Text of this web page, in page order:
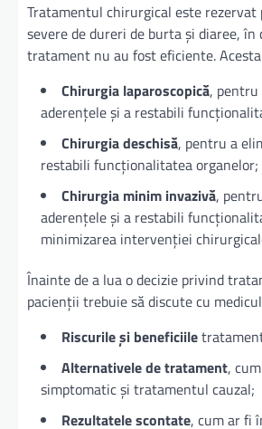
Tratamentul chirurgical este
severe de dureri de burta și diaree,
tratament nu au fost eficiente.
Chirurgia laparoscopică,
aderențele și a restabili
Chirurgia deschisă, pentru a
restabili funcționalitatea organelor;
Chirurgia minim invazivă,
aderențele și a restabili
minimizarea intervenției
Înainte de a lua o decizie privind
pacienții trebuie să discute cu
Riscurile și beneficiile
Alternativele de tratament,
simptomatic și tratamentul cauzal;
Rezultatele scontate, cum ar fi